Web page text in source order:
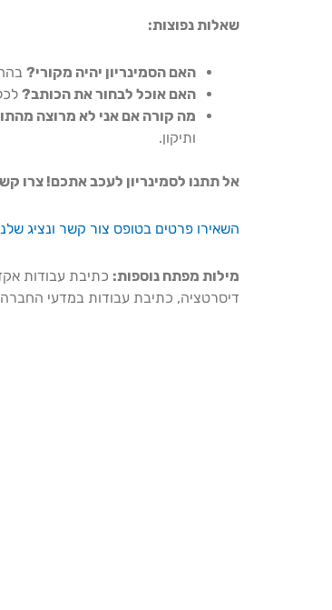
שאלות נפוצות:
האם הסמינריון יהיה מקורי?
האם אוכל לבחור את הכותב?
מה קורה אם אני לא מרוצה
ותיקון.
אל תתנו לסמינריון לעכב אתכם! צרו
השאירו פרטים בטופס צור קשר ונציג
מילות מפתח נוספות: כתיבת עבודות
דיסרטציה, כתיבת עבודות במדעי